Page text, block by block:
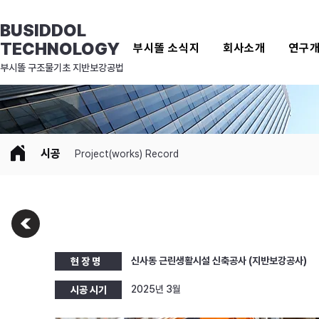
BUSIDDOL
TECHNOLOGY
부시똘 소식지 회사소개 연구
​부시똘 구조물기초 지반보강공법
시공 Project(works) Record
현 장 명 신사동 근린생활시설 신축공사 (지반보강공사)
시공 시기 2025년 3월